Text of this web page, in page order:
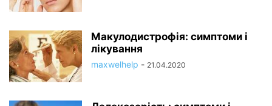
Макулодистрофія: симптоми і
лікування
maxwelhelp - 21.04.2020